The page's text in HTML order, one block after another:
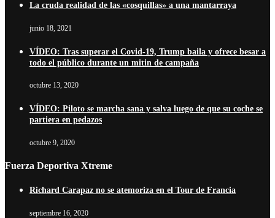
La cruda realidad de las «cosquillas» a una mantarraya
junio 18, 2021
VÍDEO: Tras superar el Covid-19, Trump baila y ofrece besar a
todo el público durante un mitin de campaña
octubre 13, 2020
VÍDEO: Piloto se marcha sana y salva luego de que su coche se
partiera en pedazos
octubre 9, 2020
Fuerza Deportiva Xtreme
Richard Carapaz no se atemoriza en el Tour de Francia
septiembre 16, 2020